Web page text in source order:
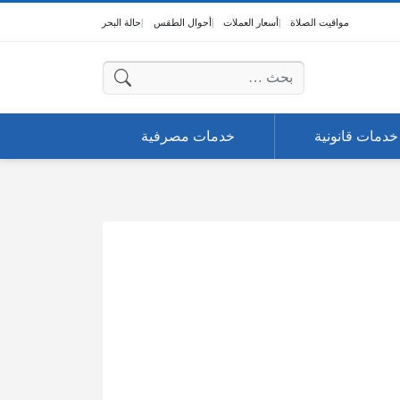
مواقيت الصلاة أسعار العملات أحوال الطقس حالة البحر
البحث عن:
خدمات قانونية خدمات مصرفية